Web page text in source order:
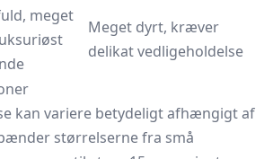
meget
Meget dyrt, kræver
delikat vedligeholdelse
kan variere betydeligt afhængigt af
størrelserne fra små